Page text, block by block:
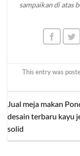
sampaikan di atas
kami silahkan
brokoku.com ,
This entry was
Jual meja makan
desain terbaru kayu
solid